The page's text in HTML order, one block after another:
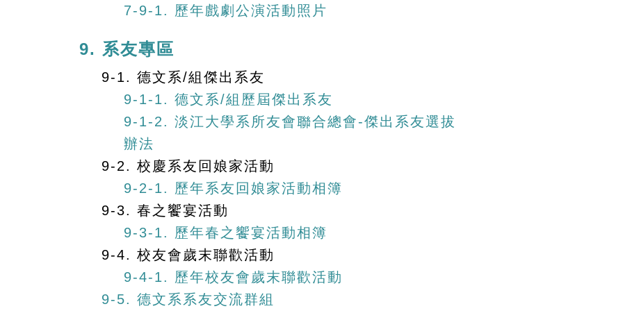
7-9-1. 歷年戲劇公演活動照片
9. 系友專區
9-1. 德文系/組傑出系友
9-1-1. 德文系/組歷屆傑出系友
9-1-2. 淡江大學系所友會聯合總會-傑出系友選拔
辦法
9-2. 校慶系友回娘家活動
9-2-1. 歷年系友回娘家活動相簿
9-3. 春之饗宴活動
9-3-1. 歷年春之饗宴活動相簿
9-4. 校友會歲末聯歡活動
9-4-1. 歷年校友會歲末聯歡活動
9-5. 德文系系友交流群組